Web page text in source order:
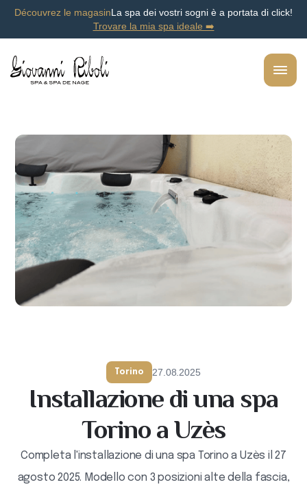
Découvrez le magasinLa spa dei vostri sogni è a portata di click!
Trovare la mia spa ideale ➡️
Torino 27.08.2025
Installazione di una spa
Torino a Uzès
Completa l'installazione di una spa Torino a Uzès il 27
agosto 2025. Modello con 3 posizioni alte della fascia,